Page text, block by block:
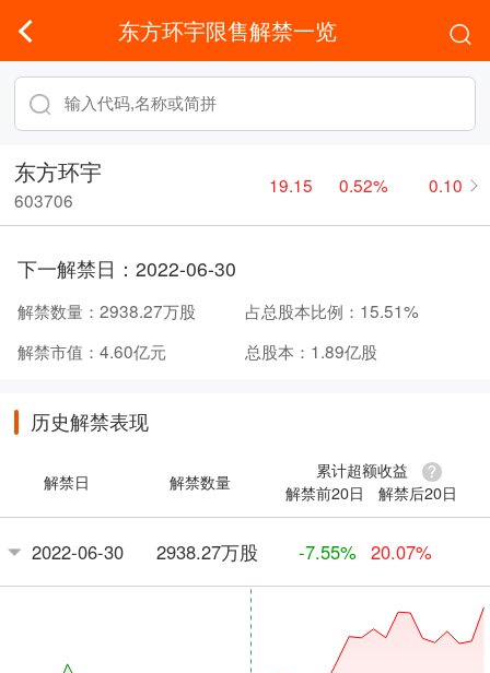
东方环宇限售解禁一览
东方环宇
603706
19.15 0.52% 0.10
下一解禁日： 2022-06-30
解禁数量： 2938.27万股 占总股本比例： 15.51%
解禁市值： 4.60亿元 总股本： 1.89亿股
历史解禁表现
解禁日 解禁数量
累计超额收益
解禁前20日
解禁后20日
2022-06-30 2938.27万股 -7.55% 20.07%